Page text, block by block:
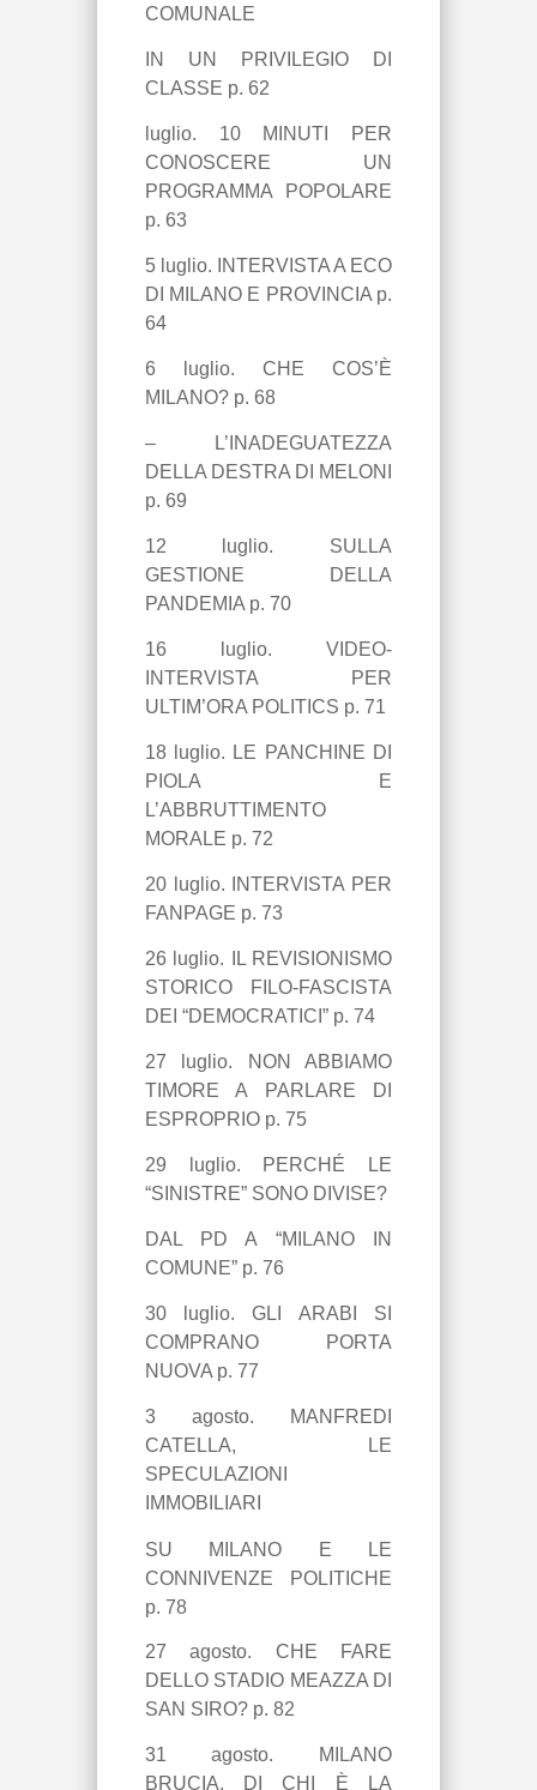
COMUNALE
IN UN PRIVILEGIO DI
CLASSE p. 62
luglio. 10 MINUTI PER
CONOSCERE UN
PROGRAMMA POPOLARE
p. 63
5 luglio.
INTERVISTA A ECO
DI MILANO E PROVINCIA p.
64
6 luglio. CHE COS’È
MILANO? p. 68
– L’INADEGUATEZZA
DELLA DESTRA DI MELONI
p. 69
12 luglio. SULLA
GESTIONE DELLA
PANDEMIA p. 70
16 luglio.VIDEO-
INTERVISTA PER
ULTIM’ORA POLITICS p. 71
18 luglio. LE PANCHINE DI
PIOLA E
L’ABBRUTTIMENTO
MORALE p. 72
20 luglio. INTERVISTA PER
FANPAGE p. 73
26 luglio. IL REVISIONISMO
STORICO FILO-FASCISTA
DEI “DEMOCRATICI” p. 74
27 luglio. NON ABBIAMO
TIMORE A PARLARE DI
ESPROPRIO p. 75
29 luglio. PERCHÉ LE
“SINISTRE” SONO DIVISE?
DAL PD A “MILANO IN
COMUNE” p. 76
30 luglio. GLI ARABI SI
COMPRANO PORTA
NUOVA p. 77
3 agosto. MANFREDI
CATELLA, LE
SPECULAZIONI
IMMOBILIARI
SU MILANO E LE
CONNIVENZE POLITICHE
p. 78
27 agosto. CHE FARE
DELLO STADIO MEAZZA DI
SAN SIRO? p. 82
31 agosto. MILANO
BRUCIA, DI CHI È LA